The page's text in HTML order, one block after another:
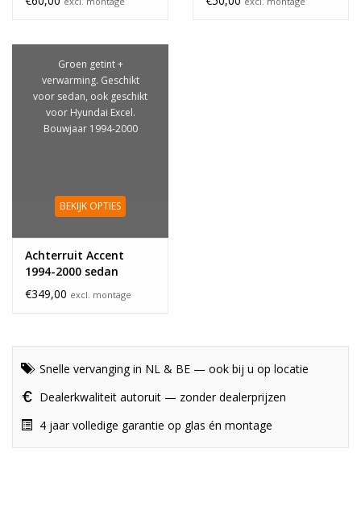
Groen getint +
verwarming. Geschikt
voor sedan, ook geschikt
voor Hyundai Excel.
Bouwjaar 1994-2000
BEKIJK OPTIES
Achterruit Accent
1994-2000 sedan
€349,00 excl. montage
Snelle vervanging in NL & BE — ook bij u op locatie
Dealerkwaliteit autoruit — zonder dealerprijzen
4 jaar volledige garantie op glas én montage